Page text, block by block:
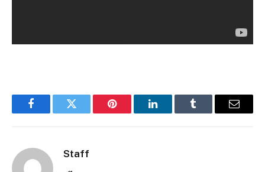
FacebookTwitter Pinterest LinkedInTumblr Email
Staff